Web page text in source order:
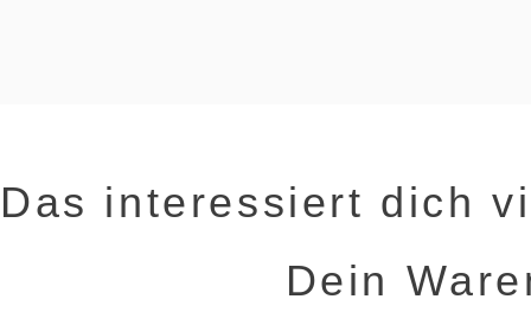
Das interessiert dich
Dein